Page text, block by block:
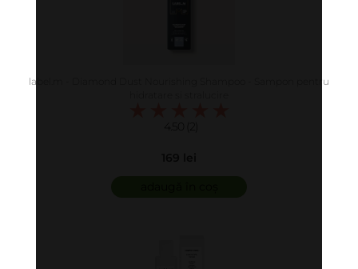
label.m - Diamond Dust Nourishing Shampoo - Sampon pentru
4.50 (2)